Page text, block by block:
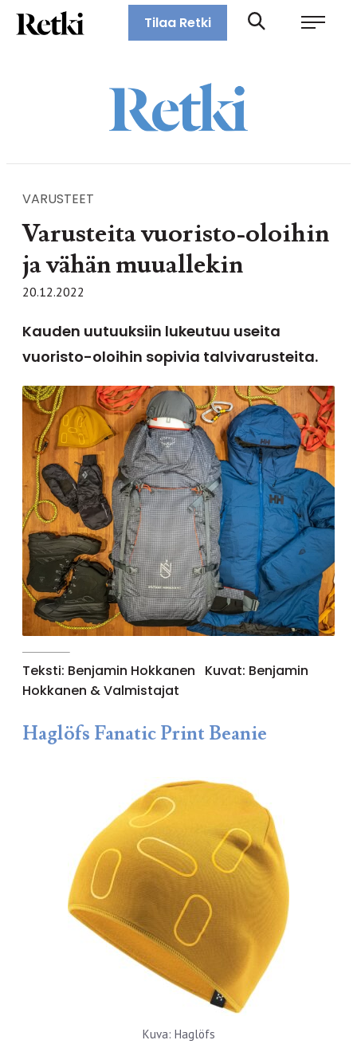
Siirry
suoraan
Retki-lehti
Tilaa Retki
VARUSTEET
Varusteita vuoristo-oloihin
ja vähän muuallekin
20.12.2022
Kauden uutuuksiin lukeutuu useita
vuoristo-oloihin sopivia talvivarusteita.
Teksti: Benjamin Hokkanen
Kuvat: Benjamin
Hokkanen & Valmistajat
Haglöfs Fanatic Print Beanie
Kuva: Haglöfs